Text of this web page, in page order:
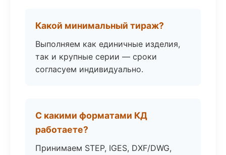
Какой минимальный тираж?
Выполняем как единичные изделия,
так и крупные серии — сроки
согласуем индивидуально.
С какими форматами КД
работаете?
Принимаем STEP, IGES, DXF/DWG,